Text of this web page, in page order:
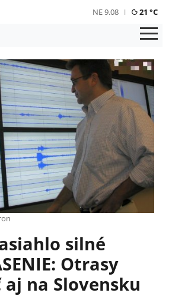
NE 9.08 21 °C
silné
Otrasy
na Slovensku